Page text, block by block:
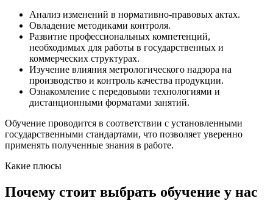
Анализ изменений в нормативно-правовых актах.
Овладение методиками контроля.
Развитие профессиональных компетенций,
необходимых для работы в государственных и
коммерческих структурах.
Изучение влияния метрологического надзора на
производство и контроль качества продукции.
Ознакомление с передовыми технологиями и
дистанционными форматами занятий.
Обучение проводится в соответствии с установленными
государственными стандартами, что позволяет уверенно
применять полученные знания в работе.
Какие плюсы
Почему стоит выбрать обучение у нас